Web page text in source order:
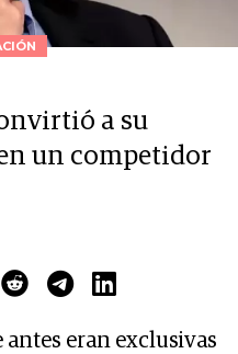
a su
un competidor
antes eran exclusivas